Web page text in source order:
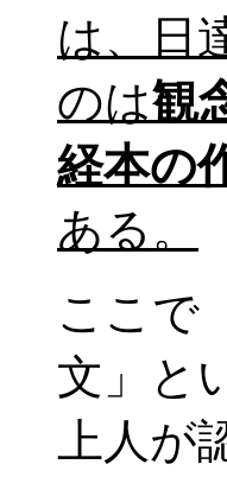
は、日
のは観
経本の
ある。
ここで
文」と
上人